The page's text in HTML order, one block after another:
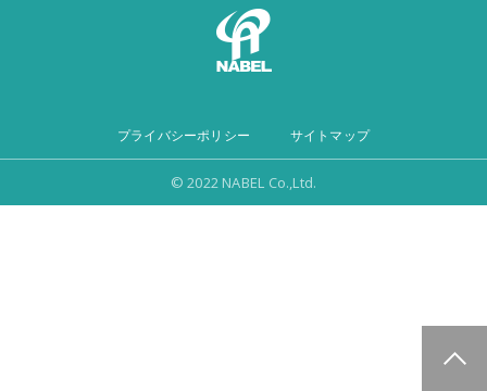
プライバシーポリシー サイトマップ
© 2022 NABEL Co.,Ltd.